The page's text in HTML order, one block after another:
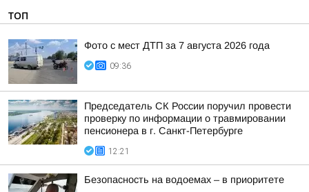
ТОП
Фото с мест ДТП за 7 августа 2026 года
09:36
Председатель СК России поручил провести
проверку по информации о травмировании
пенсионера в г. Санкт-Петербурге
12:21
Безопасность на водоемах – в приоритете